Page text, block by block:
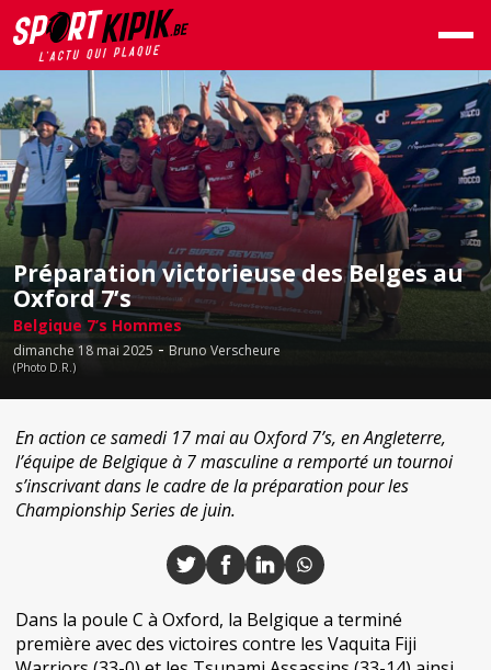
Préparation victorieuse des Belges au
Oxford 7’s
Belgique 7’s Hommes
dimanche 18 mai 2025 - Bruno Verscheure
(Photo D.R.)
En action ce samedi 17 mai au Oxford 7’s, en Angleterre,
l’équipe de Belgique à 7 masculine a remporté un tournoi
s’inscrivant dans le cadre de la préparation pour les
Championship Series de juin.
Dans la poule C à Oxford, la Belgique a terminé
première avec des victoires contre les Vaquita Fiji